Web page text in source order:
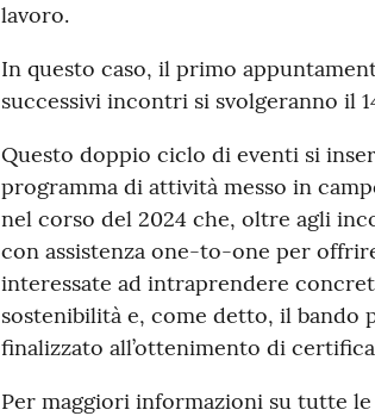
lavoro.
In questo caso, il primo
successivi incontri si svolgeranno il
Questo doppio ciclo di eventi si
programma di attività messo in
nel corso del 2024 che, oltre agli
con assistenza one-to-one per
interessate ad intraprendere
sostenibilità e, come detto, il bando
finalizzato all’ottenimento di
Per maggiori informazioni su tutte